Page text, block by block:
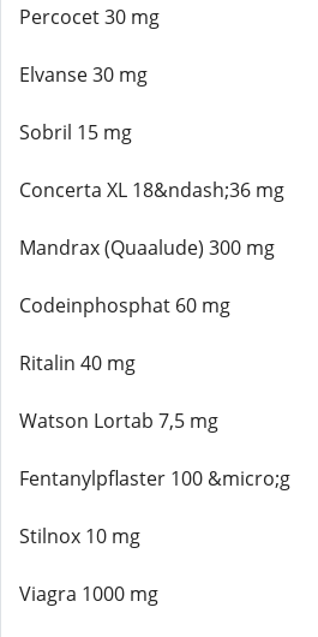
Percocet 30 mg
Elvanse 30 mg
Sobril 15 mg
Concerta XL 18&ndash;36 mg
Mandrax (Quaalude) 300 mg
Codeinphosphat 60 mg
Ritalin 40 mg
Watson Lortab 7,5 mg
Fentanylpflaster 100 &micro;g
Stilnox 10 mg
Viagra 1000 mg